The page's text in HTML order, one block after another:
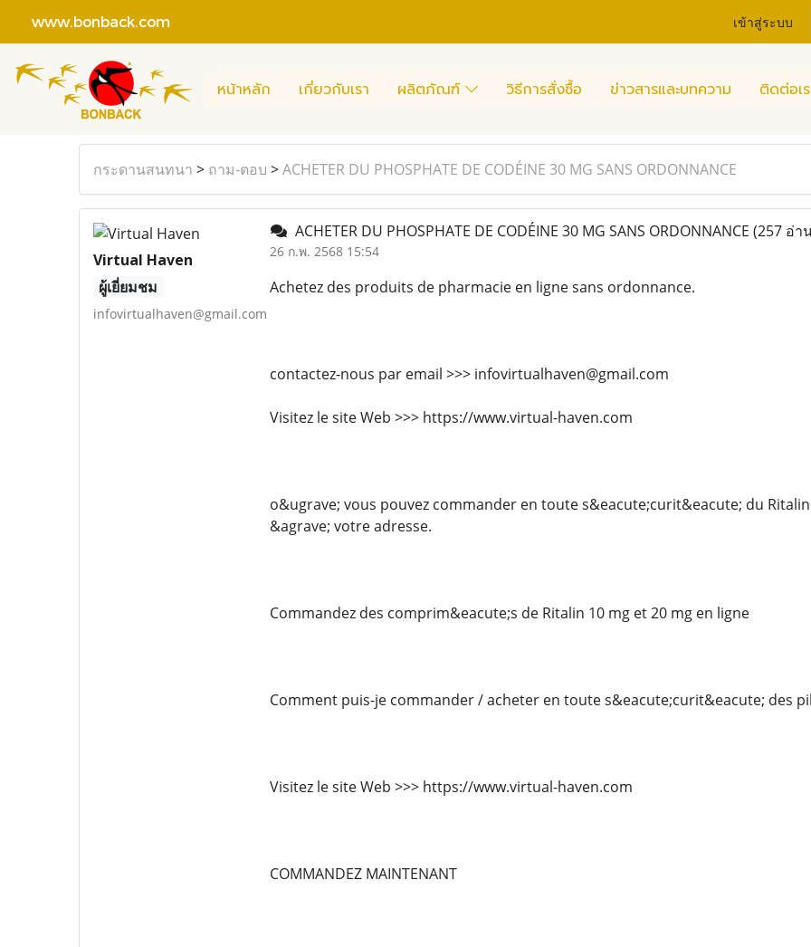
www.bonback.com เข้าสู่ระบบ
หน้าหลัก เกี่ยวกับเรา ผลิตภัณฑ์ วิธีการสั่งซื้อ ข่าวสารและบทความ ติดต่อเ
กระดานสนทนา > ถาม-ตอบ >ACHETER DU PHOSPHATE DE CODÉINE 30 MG SANS ORDONNANCE
Virtual Haven
ผู้เยี่ยมชม
infovirtualhaven@gmail.com
ACHETER DU PHOSPHATE DE CODÉINE 30 MG SANS ORDONNANCE (257 อ่า
26 ก.พ. 2568 15:54
Achetez des produits de pharmacie en ligne sans ordonnance.
contactez-nous par email >>> infovirtualhaven@gmail.com
Visitez le site Web >>> https://www.virtual-haven.com
o&ugrave; vous pouvez commander en toute s&eacute;curit&eacute; du
&agrave; votre adresse.
Commandez des comprim&eacute;s de Ritalin 10 mg et 20 mg en ligne
Comment puis-je commander / acheter en toute s&eacute;curit&eacute; des
Visitez le site Web >>> https://www.virtual-haven.com
COMMANDEZ MAINTENANT